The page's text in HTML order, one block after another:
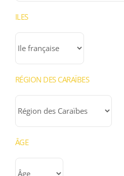
ILES
RÉGION DES CARAÏBES
ÂGE